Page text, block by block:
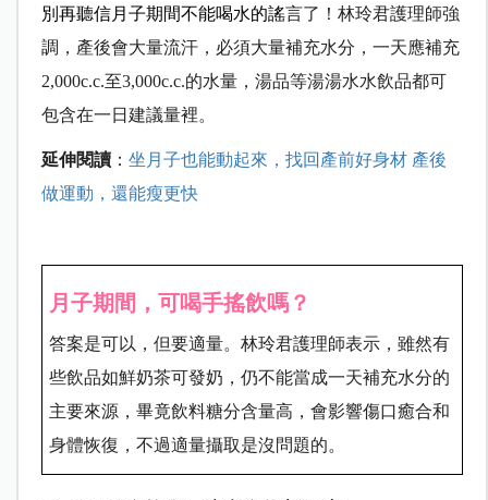
別再聽信月子期間不能喝水的謠言了！林玲君護理師強
調，產後會大量流汗，必須大量補充水分，一天應補充
2,000c.c.至3,000c.c.的水量，湯品等湯湯水水飲品都可
包含在一日建議量裡。
延伸閱讀： 坐月子也能動起來，找回產前好身材 產後
做運動，還能瘦更快
月子期間，可喝手搖飲嗎？
答案是可以，但要適量。林玲君護理師表示，雖然有
些飲品如鮮奶茶可發奶，仍不能當成一天補充水分的
主要來源，畢竟飲料糖分含量高，會影響傷口癒合和
身體恢復，不過適量攝取是沒問題的。